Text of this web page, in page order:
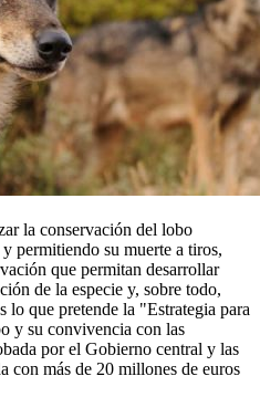
la conservación del lobo
permitiendo su muerte a tiros,
que permitan desarrollar
de la especie y, sobre todo,
lo que pretende la "Estrategia para
y su convivencia con las
por el Gobierno central y las
con más de 20 millones de euros